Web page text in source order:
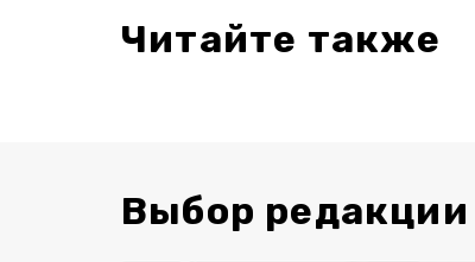
Читайте также
Выбор редакции